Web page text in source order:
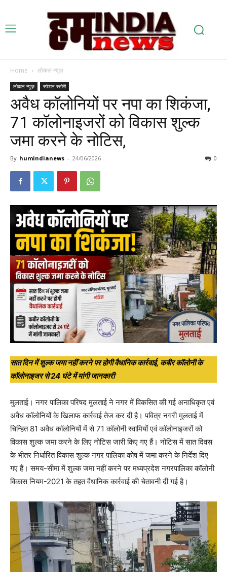
Home लोकल न्यूज़
लोकल न्यूज़ स्पेशल स्टोरी
अवैध कॉलोनियों पर नपा का शिकंजा,
71 कॉलोनाइजरों को विकास शुल्क
जमा करने के नोटिस,
By humindianews - 24/06/2026 0
सात दिन में शुल्क जमा नहीं करने पर होगी वैधानिक कार्रवाई, कबीर कॉलोनी के
कॉलोनाइजर से 24 घंटे में मांगी जानकारी
मुलताई। नगर पालिका परिषद मुलताई ने नगर में विकसित की गई अनाधिकृत एवं
अवैध कॉलोनियों के खिलाफ कार्रवाई तेज कर दी है। पवित्र नगरी मुलताई में
चिन्हित 81 अवैध कॉलोनियों में से 71 कॉलोनी स्वामियों एवं कॉलोनाइजरों को
विकास शुल्क जमा करने के लिए नोटिस जारी किए गए हैं। नोटिस में सात दिवस
के भीतर निर्धारित विकास शुल्क नगर पालिका कोष में जमा करने के निर्देश दिए
गए हैं। समय-सीमा में शुल्क जमा नहीं करने पर मध्यप्रदेश नगरपालिका कॉलोनी
विकास नियम-2021 के तहत वैधानिक कार्रवाई की चेतावनी दी गई है।